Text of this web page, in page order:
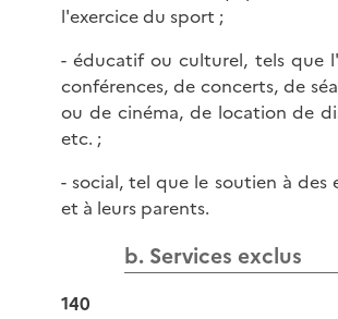
l'exercice du sport ;
- éducatif ou culturel, tels que
conférences, de concerts, de
ou de cinéma, de location de
etc. ;
- social, tel que le soutien à des
et à leurs parents.
b. Services exclus
140